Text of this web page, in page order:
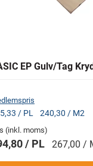
EP Gulv/Tag
/ PL 240,30 / M2
(inkl. moms)
/ PL 267,00 /